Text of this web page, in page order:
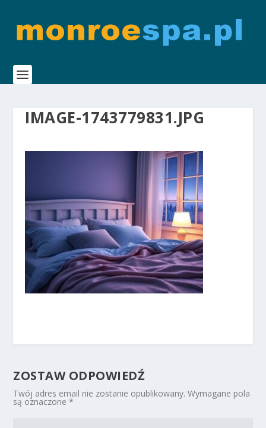
IMAGE-1743779831.JPG
ZOSTAW ODPOWIEDŹ
Twój adres email nie zostanie opublikowany. Wymagane pola
są oznaczone*